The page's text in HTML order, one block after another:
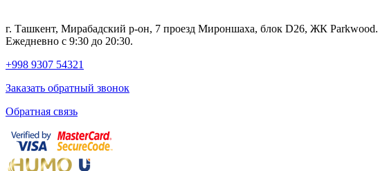
г. Ташкент, Мирабадский р-он, 7 проезд Мироншаха, блок D26, ЖК Раrkwood.
Ежедневно с 9:30 до 20:30.
+998 9307 54321
Заказать обратный звонок
Обратная связь